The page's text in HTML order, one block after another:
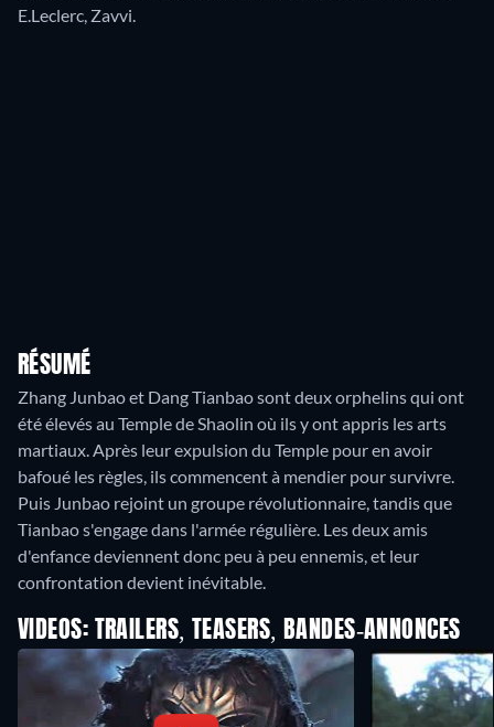
E.Leclerc, Zavvi.
RÉSUMÉ
Zhang Junbao et Dang Tianbao sont deux orphelins qui ont
été élevés au Temple de Shaolin où ils y ont appris les arts
martiaux. Après leur expulsion du Temple pour en avoir
bafoué les règles, ils commencent à mendier pour survivre.
Puis Junbao rejoint un groupe révolutionnaire, tandis que
Tianbao s'engage dans l'armée régulière. Les deux amis
d'enfance deviennent donc peu à peu ennemis, et leur
confrontation devient inévitable.
VIDEOS: TRAILERS, TEASERS, BANDES-ANNONCES